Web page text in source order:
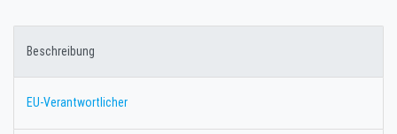
Beschreibung
EU-Verantwortlicher